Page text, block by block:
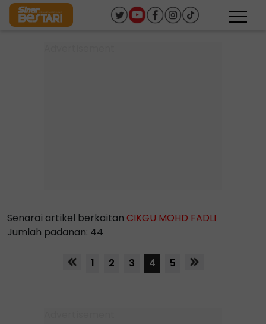
Senarai artikel berkaitan CIKGU MOHD FADLI
Jumlah padanan: 44
1 2 3 4 5